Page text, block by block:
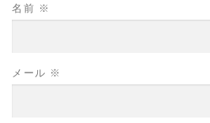
名前 ※
メール ※